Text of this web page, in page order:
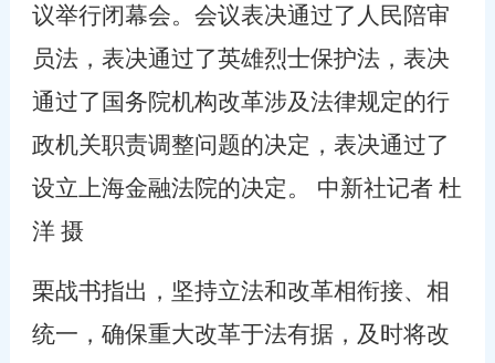
议举行闭幕会。会议表决通过了人民陪审
员法，表决通过了英雄烈士保护法，表决
通过了国务院机构改革涉及法律规定的行
政机关职责调整问题的决定，表决通过了
设立上海金融法院的决定。
中新社记者 杜
洋 摄
栗战书指出，坚持立法和改革相衔接、相
统一，确保重大改革于法有据，及时将改